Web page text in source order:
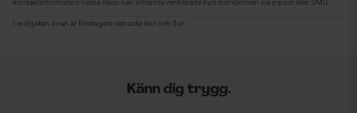
Känn dig trygg.